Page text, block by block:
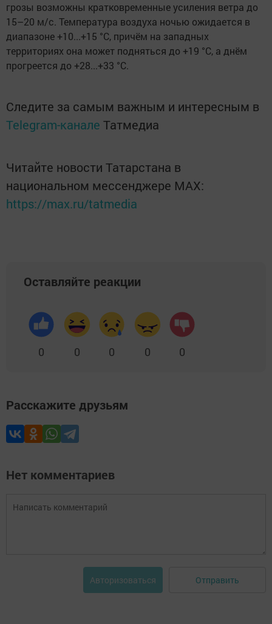
грозы возможны кратковременные усиления ветра до
15–20 м/с. Температура воздуха ночью ожидается в
диапазоне +10...+15 °C, причём на западных
территориях она может подняться до +19 °C, а днём
прогреется до +28...+33 °C.
Следите за самым важным и интересным в
Telegram-канале Татмедиа
Читайте новости Татарстана в
национальном мессенджере MАХ:
https://max.ru/tatmedia
Оставляйте реакции
0 0 0 0 0
Расскажите друзьям
Нет комментариев
Авторизоваться Отправить